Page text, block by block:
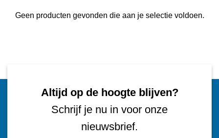
Geen producten gevonden die aan je selectie voldoen.
Altijd op de hoogte blijven?
Schrijf je nu in voor onze
nieuwsbrief.